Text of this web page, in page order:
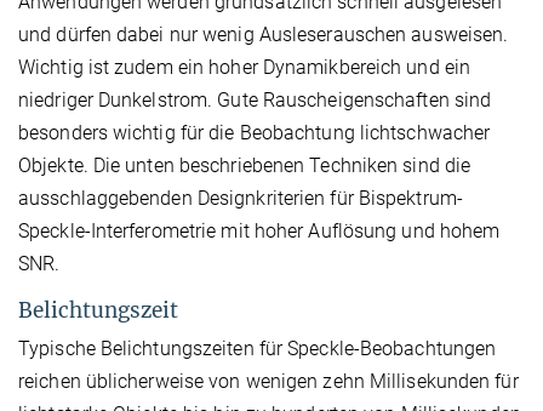
und dürfen dabei nur wenig Ausleserauschen ausweisen.
Wichtig ist zudem ein hoher Dynamikbereich und ein
niedriger Dunkelstrom. Gute Rauscheigenschaften sind
besonders wichtig für die Beobachtung lichtschwacher
Objekte. Die unten beschriebenen Techniken sind die
ausschlaggebenden Designkriterien für Bispektrum-
Speckle-Interferometrie mit hoher Auflösung und hohem
SNR.
Belichtungszeit
Typische Belichtungszeiten für Speckle-Beobachtungen
reichen üblicherweise von wenigen zehn Millisekunden für